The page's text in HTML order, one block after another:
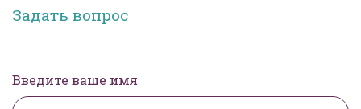
Задать вопрос
Введите ваше имя